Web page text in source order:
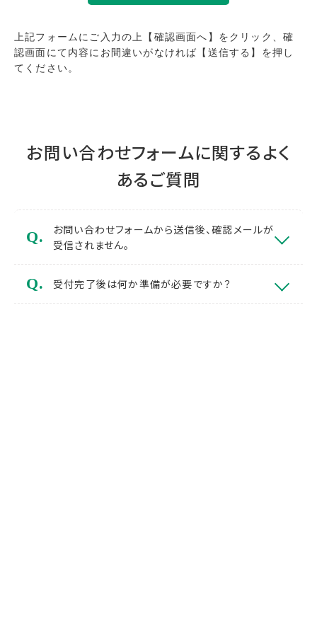
上記フォームにご入力の上【確認画面へ】をクリック、確
認画面にて内容にお間違いがなければ【送信する】を押し
てください。
お問い合わせフォームに関するよく
あるご質問
お問い合わせフォームから送信後、確認メールが
受信されません。
受付完了後は何か準備が必要ですか？